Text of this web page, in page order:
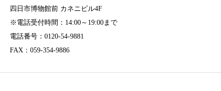
四日市博物館前 カネニビル4F
※電話受付時間：14:00～19:00まで
電話番号：0120-54-9881
FAX：059-354-9886